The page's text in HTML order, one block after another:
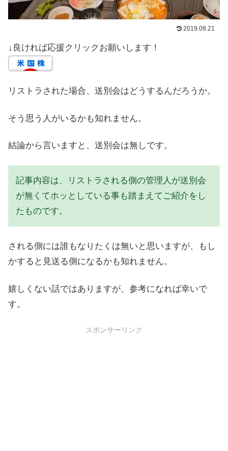
2019.08.21
↓良ければ応援クリックお願いします！
リストラされた場合、送別会はどうするんだろうか。
そう思う人がいるかも知れません。
結論から言いますと、送別会は無しです。
記事内容は、リストラされる側の管理人が送別会
が無くてホッとしている事も踏まえてご紹介をし
たものです。
される側には誰もなりたくは無いと思いますが、もし
かすると見送る側になるかも知れません。
嬉しくない話ではありますが、参考になれば幸いで
す。
スポンサーリンク